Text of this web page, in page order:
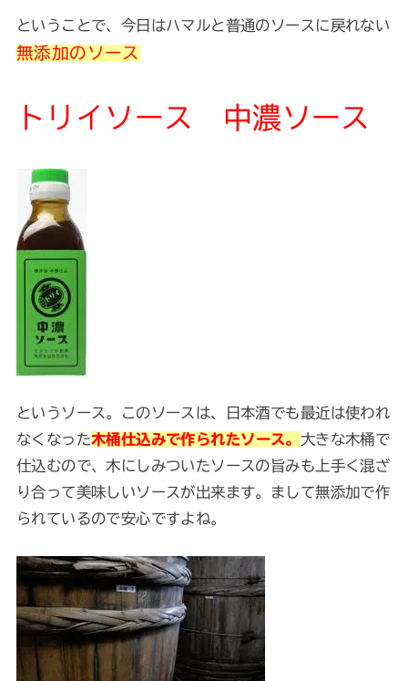
ということで、今日はハマルと普通のソースに戻れない
無添加のソース
トリイソース 中濃ソース
というソース。このソースは、日本酒でも最近は使われ
なくなった木桶仕込みで作られたソース。 大きな木桶で
仕込むので、木にしみついたソースの旨みも上手く混ざ
り合って美味しいソースが出来ます。まして無添加で作
られているので安心ですよね。